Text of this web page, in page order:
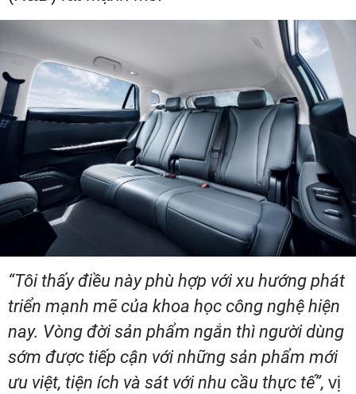
“Tôi thấy điều này phù hợp với xu hướng phát
triển mạnh mẽ của khoa học công nghệ hiện
nay. Vòng đời sản phẩm ngắn thì người dùng
sớm được tiếp cận với những sản phẩm mới
ưu việt, tiện ích và sát với nhu cầu thực tế”, vị